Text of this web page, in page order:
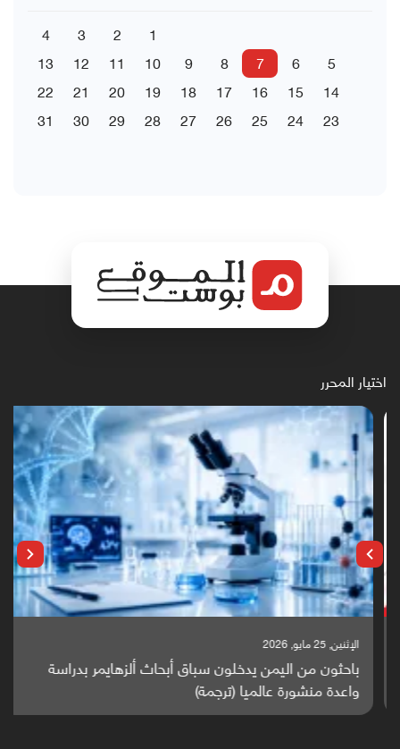
1
2
3
4
5
6
7
8
9
10
11
12
13
14
15
16
17
18
19
20
21
22
23
24
25
26
27
28
29
30
31
اختيار المحرر
الإثنين, 25 مايو, 2026
باحثون من اليمن يدخلون سباق أبحاث ألزهايمر بدراسة
واعدة منشورة عالميا (ترجمة)